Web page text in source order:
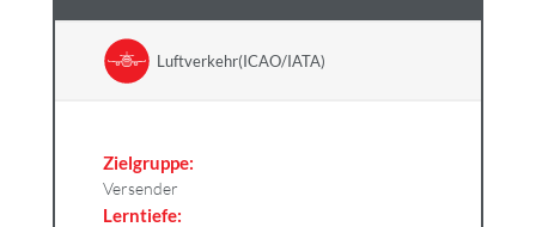
Luftverkehr(ICAO/IATA)
Zielgruppe:
Versender
Lerntiefe: